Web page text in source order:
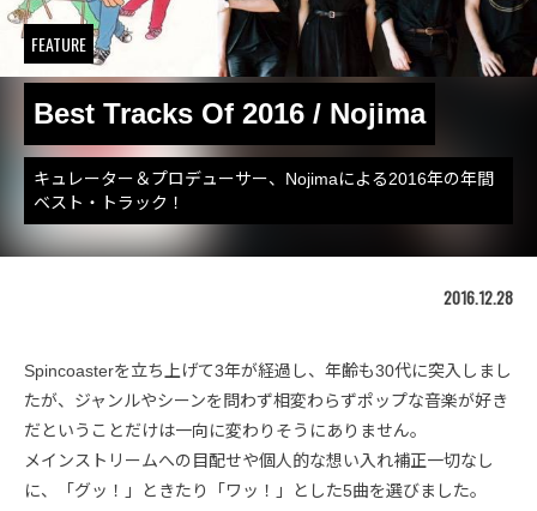
FEATURE
Best Tracks Of 2016 / Nojima
キュレーター＆プロデューサー、Nojimaによる2016年の年間
ベスト・トラック！
2016.12.28
Spincoasterを立ち上げて3年が経過し、年齢も30代に突入しまし
たが、ジャンルやシーンを問わず相変わらずポップな音楽が好き
だということだけは一向に変わりそうにありません。
メインストリームへの目配せや個人的な想い入れ補正一切なし
に、「グッ！」ときたり「ワッ！」とした5曲を選びました。